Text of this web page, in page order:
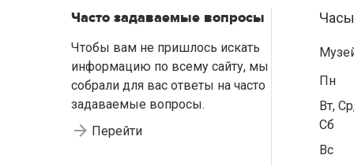
Часто задаваемые вопросы
Чтобы вам не пришлось искать
информацию по всему сайту, мы
собрали для вас ответы на часто
задаваемые вопросы.
Перейти
Пн
Вт,
Сб
Вс